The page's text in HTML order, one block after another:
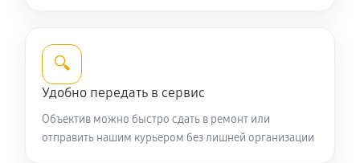
Ремонт передней линзы объектива
880 руб 60 минут
🔍
Удобно передать в сервис
Объектив можно быстро сдать в ремонт или
отправить нашим курьером без лишней организации